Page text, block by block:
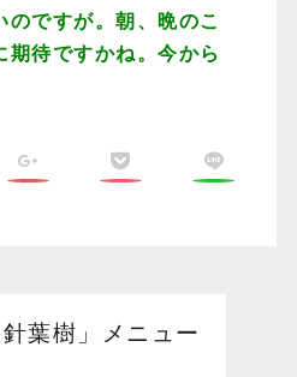
ですが。朝、晩のこ
待ですかね。今から
葉樹」メニュー